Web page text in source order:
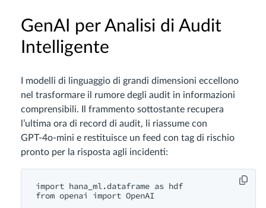
GenAI per Analisi di Audit
Intelligente
I modelli di linguaggio di grandi dimensioni eccellono
nel trasformare il rumore degli audit in informazioni
comprensibili. Il frammento sottostante recupera
l’ultima ora di record di audit, li riassume con
GPT‑4o‑mini e restituisce un feed con tag di rischio
pronto per la risposta agli incidenti:
import hana_ml.dataframe as hdf
from openai import OpenAI